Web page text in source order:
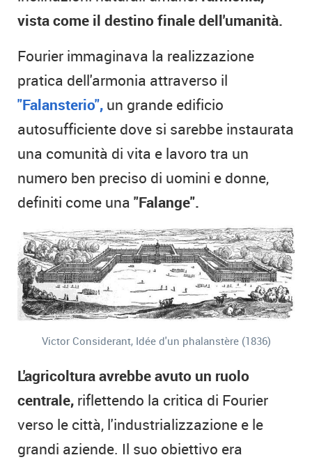
vista come il destino finale dell'umanità.
Fourier immaginava la realizzazione
pratica dell'armonia attraverso il
"Falansterio", un grande edificio
autosufficiente dove si sarebbe instaurata
una comunità di vita e lavoro tra un
numero ben preciso di uomini e donne,
definiti come una "Falange".
Victor Considerant, Idée d'un phalanstère (1836)
L'agricoltura avrebbe avuto un ruolo
centrale, riflettendo la critica di Fourier
verso le città, l'industrializzazione e le
grandi aziende. Il suo obiettivo era